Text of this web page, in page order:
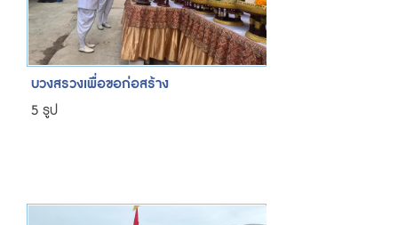
บวงสรวงเพื่อขอก่อสร้าง
5 รูป